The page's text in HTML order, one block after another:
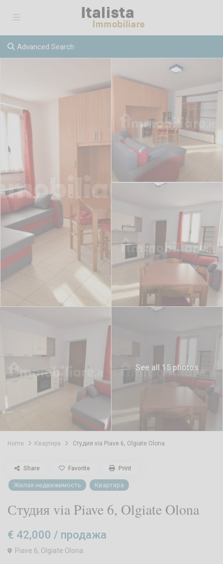
Advanced Search
See all 15 photos
Home Квартира Студия via Piave 6, Olgiate Olona
Жилая недвижимость Квартира
Студия via Piave 6, Olgiate Olona
€ 42,000/ продажа
Piave 6, Olgiate Olona.
Share Favorite Print